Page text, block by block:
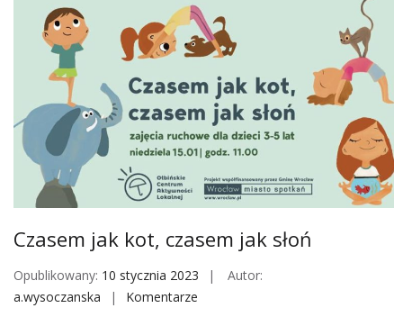
j
a
k
o
t
,
c
a
e
Czasem jak kot, czasem jak słoń
Opublikowany: 10 stycznia 2023
Autor:
a.wysoczanska
Komentarze